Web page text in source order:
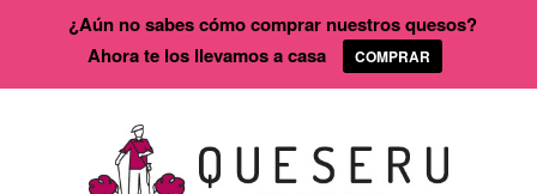
¿Aún no sabes cómo comprar nuestros quesos?
Ahora te los llevamos a casa
COMPRAR